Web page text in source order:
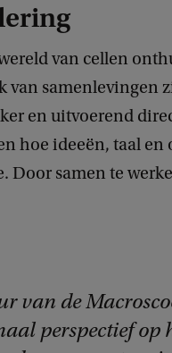
van cellen
van samenlevingen
en uitvoerend
hoe ideeën, taal
Door samen te
van de
perspectief op